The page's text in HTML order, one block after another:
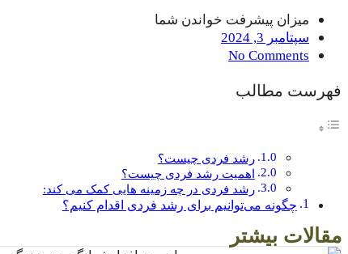
میزان پیشرفت خواندن شما
سپتامبر 3, 2024
No Comments
فهرست مطالب
رشد فردی چیست؟
اهمیت رشد فردی چیست؟
رشد فردی در چه زمینه هایی کمک می کند:
چگونه می‌توانیم برای رشد فردی اقدام کنیم؟
مقالات بیشتر